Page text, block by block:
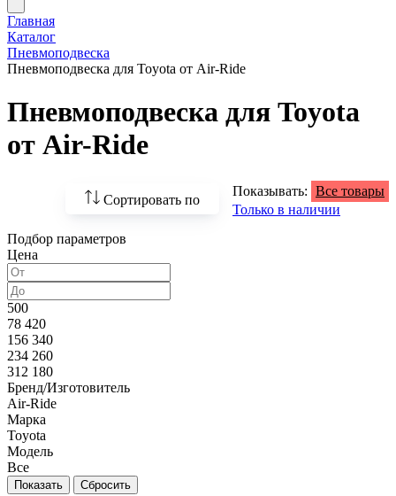
Главная
Каталог
Пневмоподвеска
Пневмоподвеска для Toyota от Air-Ride
Пневмоподвеска для Toyota
от Air-Ride
Сортировать по
По возрастанию
По популярности
Показывать: Все товары
Только в наличии
Подбор параметров
Цена
500
78 420
156 340
234 260
312 180
Бренд/Изготовитель
Air-Ride
Марка
Toyota
Модель
Все